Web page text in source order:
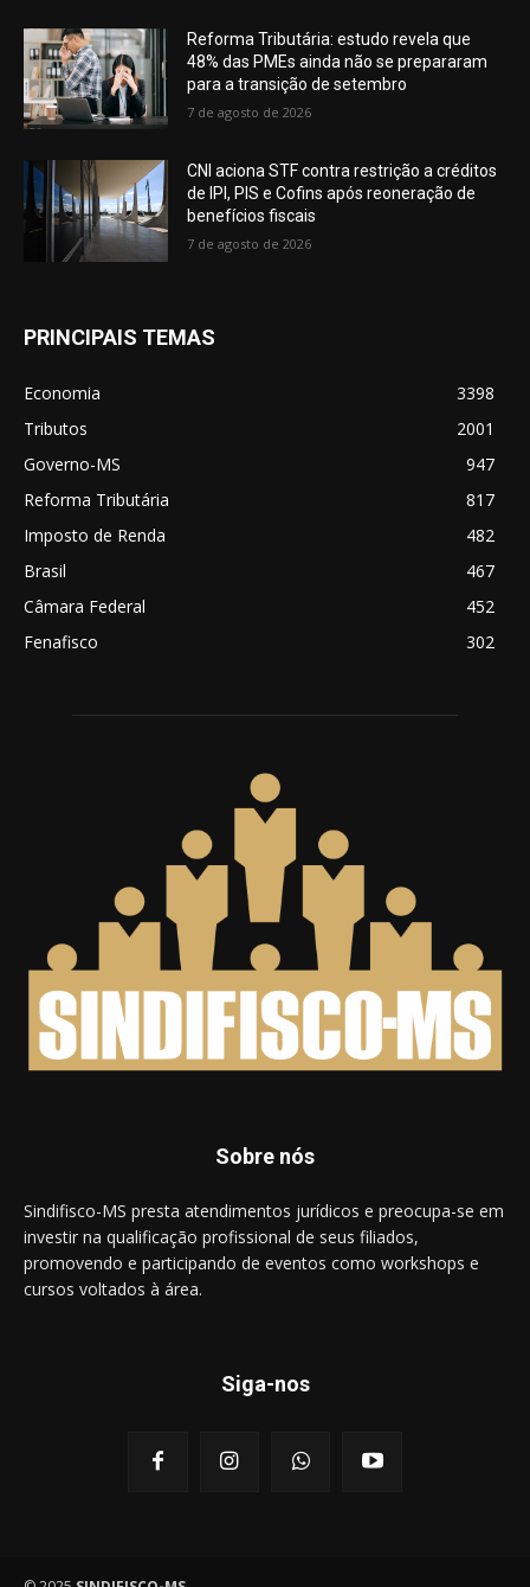
Reforma Tributária: estudo revela que
48% das PMEs ainda não se prepararam
para a transição de setembro
7 de agosto de 2026
CNI aciona STF contra restrição a créditos
de IPI, PIS e Cofins após reoneração de
benefícios fiscais
7 de agosto de 2026
PRINCIPAIS TEMAS
Economia
3398
Tributos
2001
Governo-MS
947
Reforma Tributária
817
Imposto de Renda
482
Brasil
467
Câmara Federal
452
Fenafisco
302
Sobre nós
Sindifisco-MS presta atendimentos jurídicos e preocupa-se em
investir na qualificação profissional de seus filiados,
promovendo e participando de eventos como workshops e
cursos voltados à área.
Siga-nos